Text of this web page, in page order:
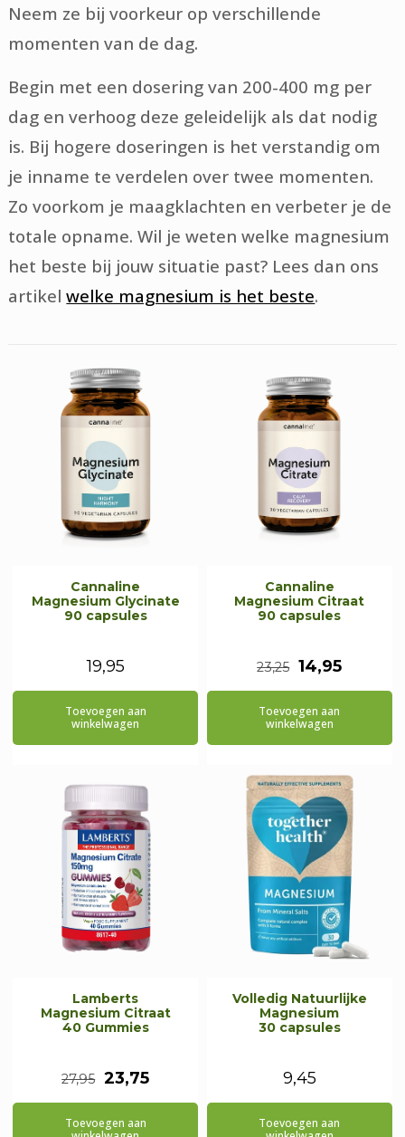
Neem ze bij voorkeur op verschillende
momenten van de dag.
Begin met een dosering van 200-400 mg per
dag en verhoog deze geleidelijk als dat nodig
is. Bij hogere doseringen is het verstandig om
je inname te verdelen over twee momenten.
Zo voorkom je maagklachten en verbeter je de
totale opname. Wil je weten welke magnesium
het beste bij jouw situatie past? Lees dan ons
artikelwelke magnesium is het beste.
Cannaline
Magnesium Glycinate
90 capsules
19,95
Toevoegen aan
winkelwagen
Cannaline
Magnesium Citraat
90 capsules
23,25
prijs
was:
14,95Huidige
prijs
Toevoegen aan
winkelwagen
Lamberts
Magnesium Citraat
40 Gummies
27,95 Oorspronkelijke
prijs
23,75Huidige
prijs
Toevoegen aan
Volledig Natuurlijke
Magnesium
30 capsules
9,45
Toevoegen aan